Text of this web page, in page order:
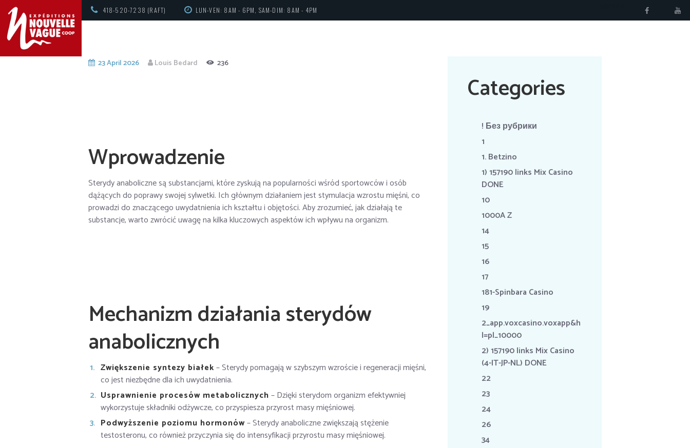
418-520-7238 (RAFT) LUN-VEN: 8AM - 6PM, SAM-DIM: 8AM - 4PM
23 April 2026 Louis Bedard 236
Wprowadzenie
Sterydy anaboliczne są substancjami, które zyskują na popularności wśród sportowców i osób
dążących do poprawy swojej sylwetki. Ich głównym działaniem jest stymulacja wzrostu mięśni, co
prowadzi do znaczącego uwydatnienia ich kształtu i objętości. Aby zrozumieć, jak działają te
substancje, warto zwrócić uwagę na kilka kluczowych aspektów ich wpływu na organizm.
Mechanizm działania sterydów
anabolicznych
Zwiększenie syntezy białek– Sterydy pomagają w szybszym wzroście i regeneracji mięśni,
co jest niezbędne dla ich uwydatnienia.
Usprawnienie procesów metabolicznych– Dzięki sterydom organizm efektywniej
wykorzystuje składniki odżywcze, co przyspiesza przyrost masy mięśniowej.
Podwyższenie poziomu hormonów– Sterydy anaboliczne zwiększają stężenie
testosteronu, co również przyczynia się do intensyfikacji przyrostu masy mięśniowej.
Categories
! Без рубрики
1
1. Betzino
1) 157190 links Mix Casino
DONE
10
1000A Z
14
15
16
17
181-Spinbara Casino
19
2_app.voxcasino.voxapp&h
l=pl_10000
2) 157190 links Mix Casino
(4-IT-JP-NL) DONE
22
23
24
26
34